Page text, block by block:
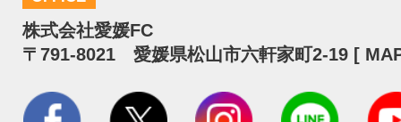
株式会社愛媛FC
〒791-8021 愛媛県松山市六軒家町2-19 [